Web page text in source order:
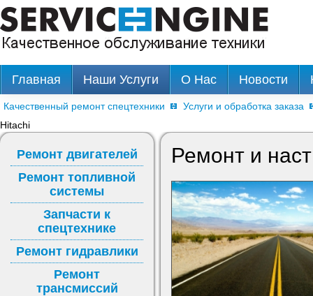
Ремонт и
Ремонт двигателей
Ремонт топливной
системы
Запчасти к
спецтехнике
Ремонт гидравлики
Ремонт
трансмиссий
Главная Наши Услуги О Нас Новости
Качественный ремонт спецтехники
Услуги и обработка заказа
Hitachi